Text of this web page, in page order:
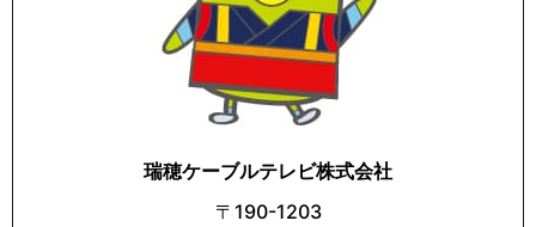
瑞穂ケーブルテレビ株式会社
〒190-1203